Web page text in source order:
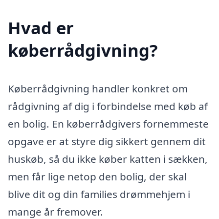
Hvad er
køberrådgivning?
Køberrådgivning handler konkret om
rådgivning af dig i forbindelse med køb af
en bolig. En køberrådgivers fornemmeste
opgave er at styre dig sikkert gennem dit
huskøb, så du ikke køber katten i sækken,
men får lige netop den bolig, der skal
blive dit og din families drømmehjem i
mange år fremover.